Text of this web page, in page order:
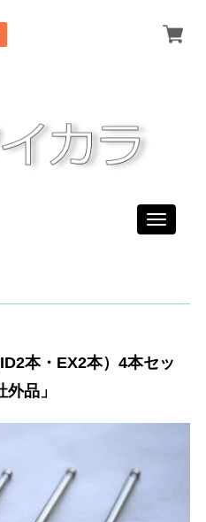
Toggle
本・EX2本）4本セッ
品」